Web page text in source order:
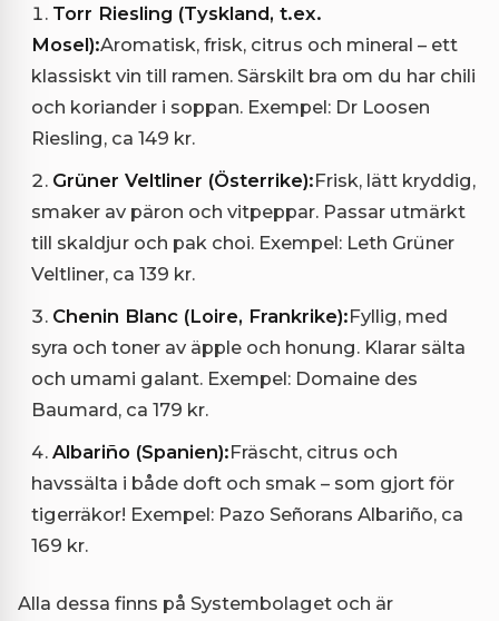
Torr Riesling (Tyskland, t.ex.
Mosel):Aromatisk, frisk, citrus och mineral – ett
klassiskt vin till ramen. Särskilt bra om du har chili
och koriander i soppan. Exempel: Dr Loosen
Riesling, ca 149 kr.
Grüner Veltliner (Österrike):Frisk, lätt kryddig,
smaker av päron och vitpeppar. Passar utmärkt
till skaldjur och pak choi. Exempel: Leth Grüner
Veltliner, ca 139 kr.
Chenin Blanc (Loire, Frankrike):Fyllig, med
syra och toner av äpple och honung. Klarar sälta
och umami galant. Exempel: Domaine des
Baumard, ca 179 kr.
Albariño (Spanien):Fräscht, citrus och
havssälta i både doft och smak – som gjort för
tigerräkor! Exempel: Pazo Señorans Albariño, ca
169 kr.
Alla dessa finns på Systembolaget och är